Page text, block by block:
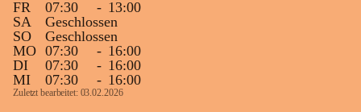
FR
07:30 - 13:00
SA
Geschlossen
SO
Geschlossen
MO 07:30 - 16:00
DI
07:30 - 16:00
MI
07:30 - 16:00
Zuletzt bearbeitet: 03.02.2026